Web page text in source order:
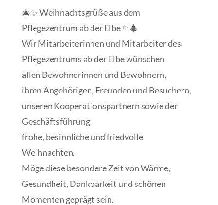
🎄✨ Weihnachtsgrüße aus dem
Pflegezentrum ab der Elbe ✨🎄
Wir Mitarbeiterinnen und Mitarbeiter des
Pflegezentrums ab der Elbe wünschen
allen Bewohnerinnen und Bewohnern,
ihren Angehörigen, Freunden und Besuchern,
unseren Kooperationspartnern sowie der
Geschäftsführung
frohe, besinnliche und friedvolle
Weihnachten.
Möge diese besondere Zeit von Wärme,
Gesundheit, Dankbarkeit und schönen
Momenten geprägt sein.